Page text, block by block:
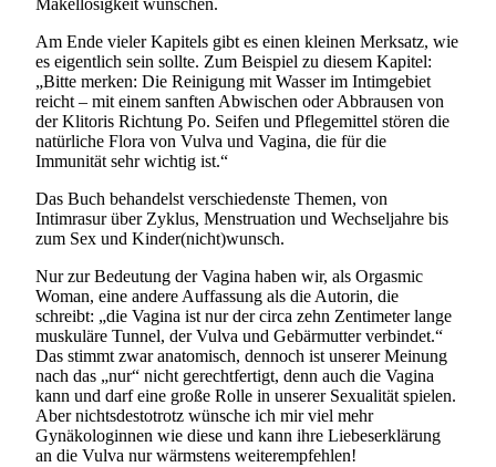
Makellosigkeit wünschen.
Am Ende vieler Kapitels gibt es einen kleinen Merksatz, wie
es eigentlich sein sollte. Zum Beispiel zu diesem Kapitel:
„Bitte merken: Die Reinigung mit Wasser im Intimgebiet
reicht – mit einem sanften Abwischen oder Abbrausen von
der Klitoris Richtung Po. Seifen und Pflegemittel stören die
natürliche Flora von Vulva und Vagina, die für die
Immunität sehr wichtig ist.“
Das Buch behandelst verschiedenste Themen, von
Intimrasur über Zyklus, Menstruation und Wechseljahre bis
zum Sex und Kinder(nicht)wunsch.
Nur zur Bedeutung der Vagina haben wir, als Orgasmic
Woman, eine andere Auffassung als die Autorin, die
schreibt: „die Vagina ist nur der circa zehn Zentimeter lange
muskuläre Tunnel, der Vulva und Gebärmutter verbindet.“
Das stimmt zwar anatomisch, dennoch ist unserer Meinung
nach das „nur“ nicht gerechtfertigt, denn auch die Vagina
kann und darf eine große Rolle in unserer Sexualität spielen.
Aber nichtsdestotrotz wünsche ich mir viel mehr
Gynäkologinnen wie diese und kann ihre Liebeserklärung
an die Vulva nur wärmstens weiterempfehlen!